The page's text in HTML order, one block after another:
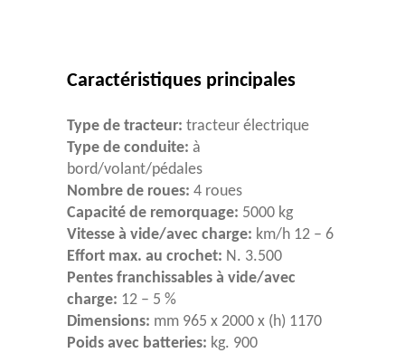
Caractéristiques principales
Type de tracteur: tracteur électrique
Type de conduite: à
bord/volant/pédales
Nombre de roues: 4 roues
Capacité de remorquage: 5000 kg
Vitesse à vide/avec charge: km/h 12 – 6
Effort max. au crochet: N. 3.500
Pentes franchissables à vide/avec
charge: 12 – 5 %
Dimensions: mm 965 x 2000 x (h) 1170
Poids avec batteries: kg. 900